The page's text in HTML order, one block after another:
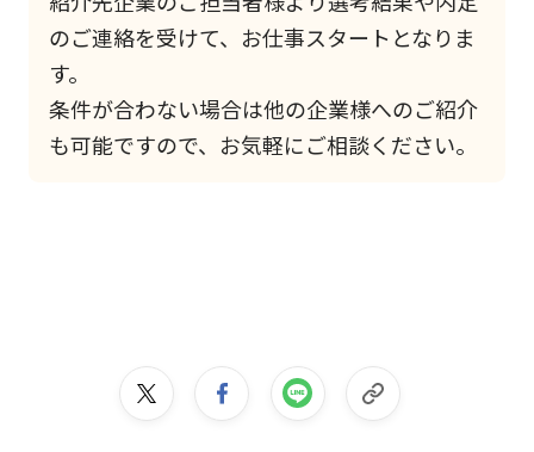
のご連絡を受けて、お仕事スタートとなりま
す。
条件が合わない場合は他の企業様へのご紹介
も可能ですので、お気軽にご相談ください。